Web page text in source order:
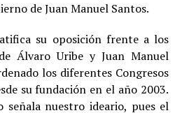
de Juan Manuel Santos.
su oposición frente a los
Álvaro Uribe y Juan Manuel
los diferentes Congresos
su fundación en el año 2003.
señala nuestro ideario, pues el